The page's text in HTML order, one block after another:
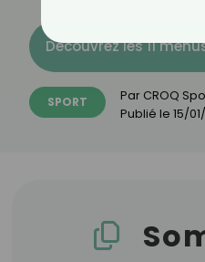
Découvrez les 11
SPORT Par CROQ
Publié le 15/